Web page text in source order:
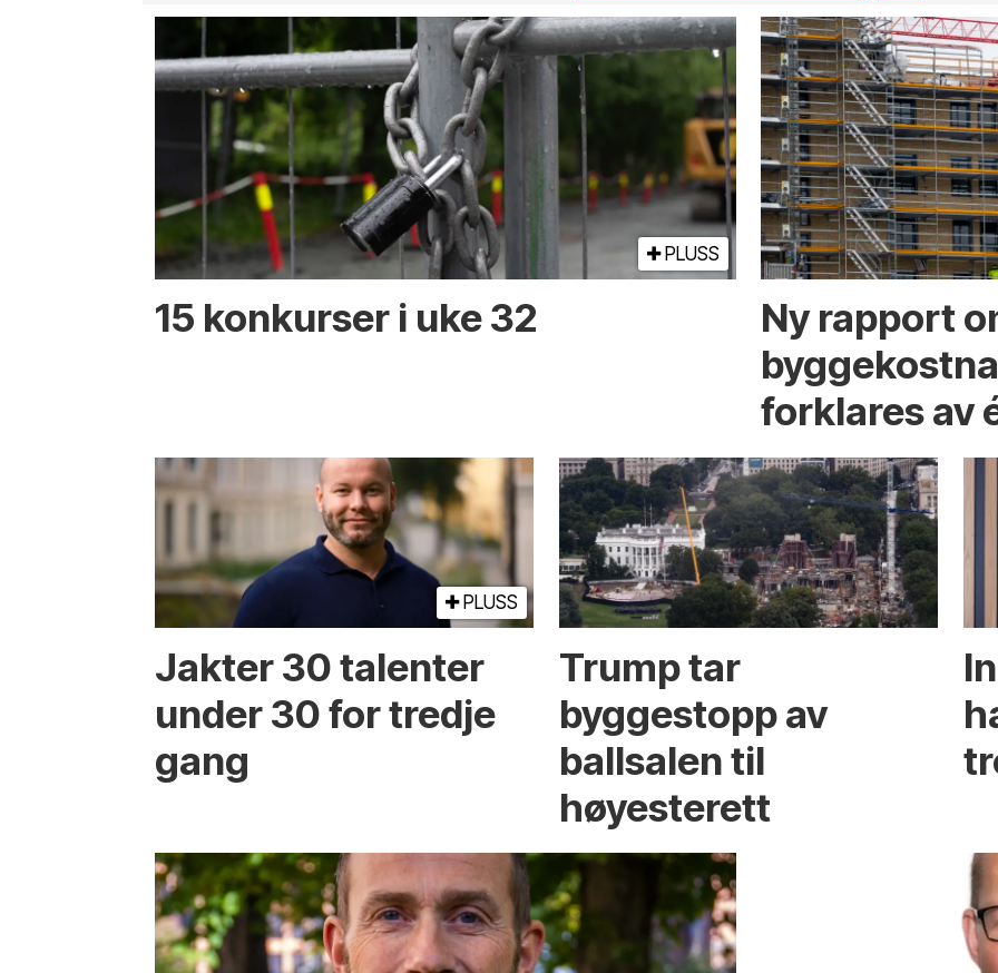
PLUSS
15 konkurser i uke 32
Ny rapport
forklares av
PLUSS
Jakter 30 talenter
under 30 for tredje
gang
Trump tar
byggestopp av
ballsalen til
høyesterett